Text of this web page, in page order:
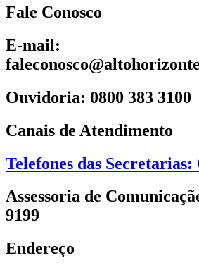
Fale Conosco
E-mail:
Ouvidoria: 0800 383 3100
Canais de Atendimento
Telefones das
Assessoria de
9199
Endereço